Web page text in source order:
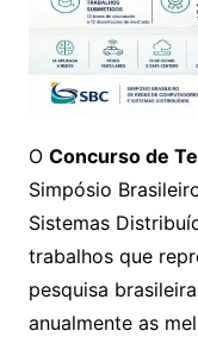
O Concurso de
Simpósio
Sistemas
trabalhos que
pesquisa
anualmente as